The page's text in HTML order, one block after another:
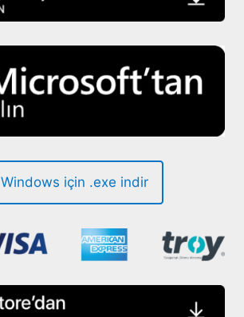
Windows için .exe indir